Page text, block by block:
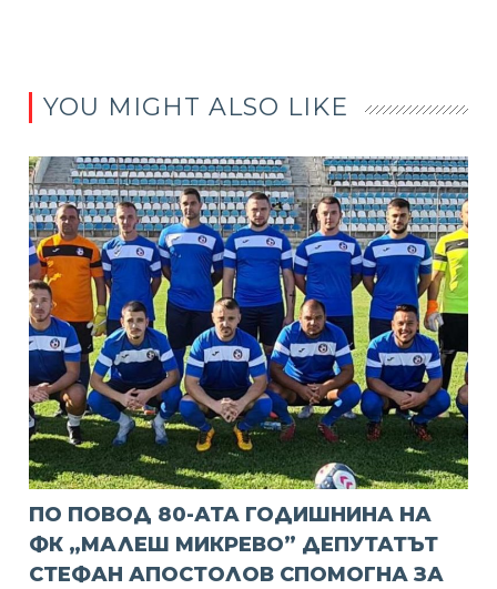
YOU MIGHT ALSO LIKE
ПО ПОВОД 80-АТА ГОДИШНИНА НА
ФК „МАЛЕШ МИКРЕВО” ДЕПУТАТЪТ
СТЕФАН АПОСТОЛОВ СПОМОГНА ЗА